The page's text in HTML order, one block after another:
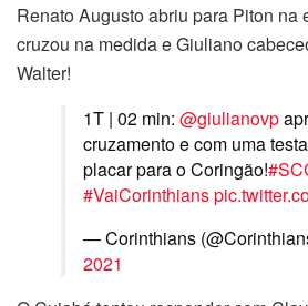
Renato Augusto abriu para Piton na
cruzou na medida e Giuliano
Walter!
1T | 02 min: @giulianovp
cruzamento e com uma
placar para o Coringão!
#VaiCorinthians
— Corinthians
2021